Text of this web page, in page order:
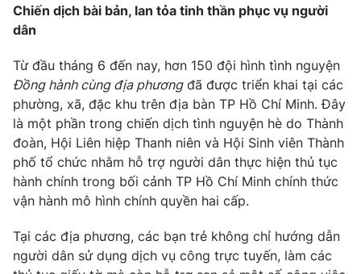
Chất lượng cuộc sống
Học trực tuyến
Công nghệ
Sản phẩm
Thị trường
Tư vấn
Giao lưu trực tuyến
Lịch phát sóng
Chuyên mục khác
Emagazine Podcast
Photo Infographic
Chiến dịch bài bản, lan tỏa tinh thần phục vụ người
dân
Từ đầu tháng 6 đến nay, hơn 150 đội hình tình nguyện
Đồng hành cùng địa phươngđã được triển khai tại các
phường, xã, đặc khu trên địa bàn TP Hồ Chí Minh. Đây
là một phần trong chiến dịch tình nguyện hè do Thành
đoàn, Hội Liên hiệp Thanh niên và Hội Sinh viên Thành
phố tổ chức nhằm hỗ trợ người dân thực hiện thủ tục
hành chính trong bối cảnh TP Hồ Chí Minh chính thức
vận hành mô hình chính quyền hai cấp.
Tại các địa phương, các bạn trẻ không chỉ hướng dẫn
người dân sử dụng dịch vụ công trực tuyến, làm các